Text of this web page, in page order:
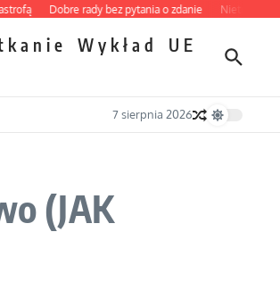
Dobre rady bez pytania o zdanie Nietrwałość
Wykład
UE
7 sierpnia 2026
(JAK